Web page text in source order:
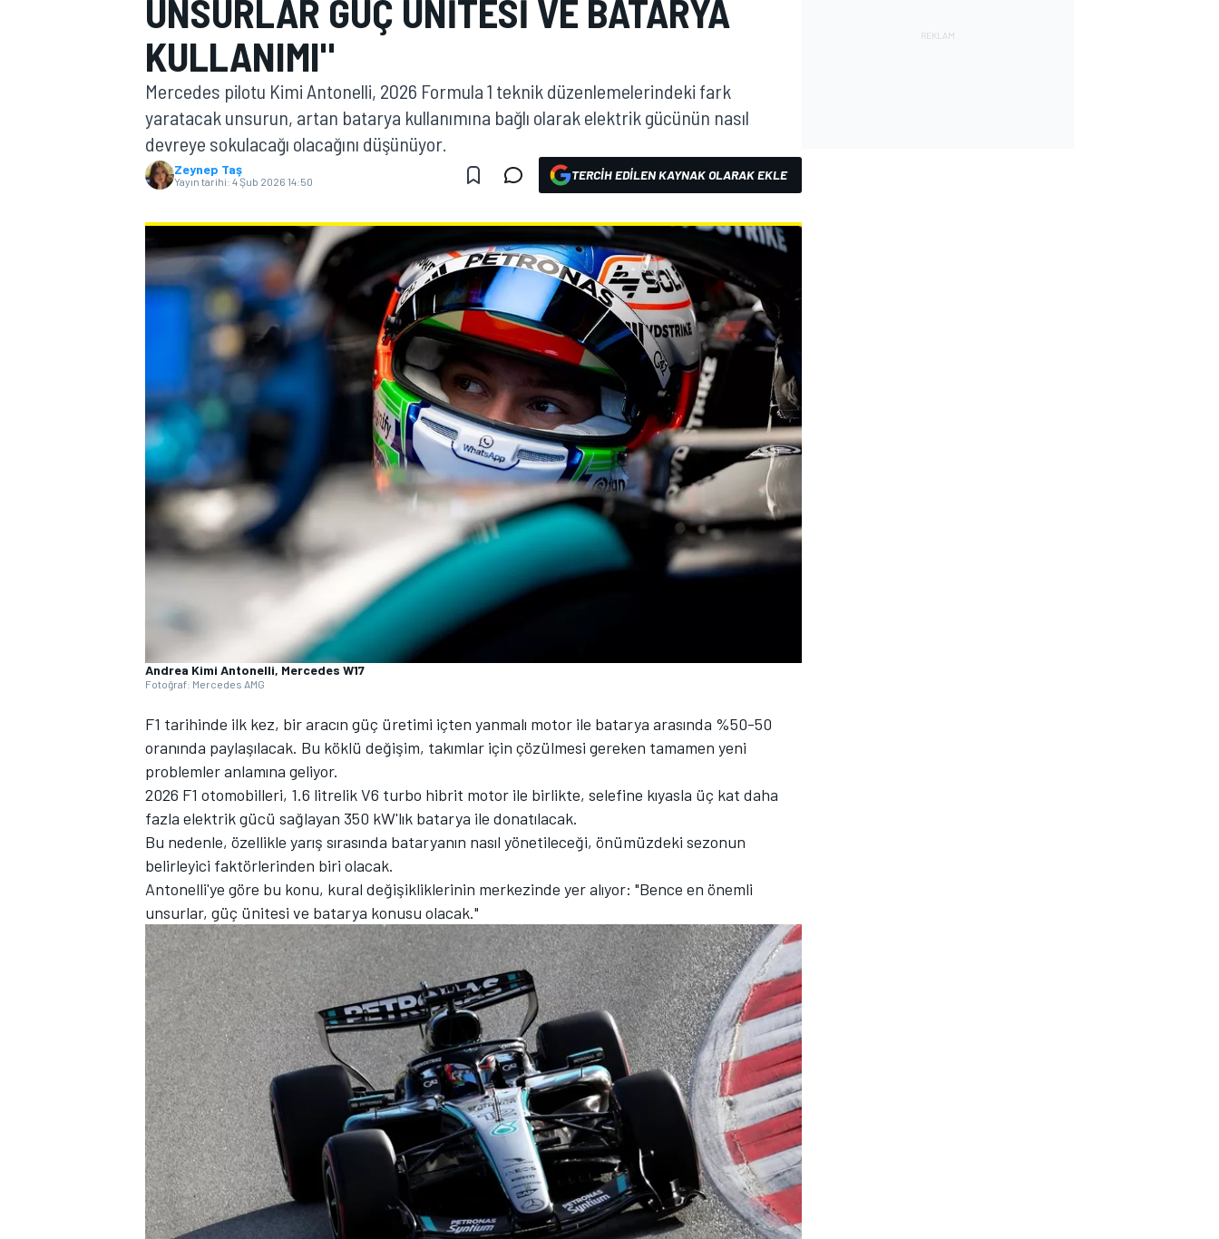
MOTOGP
WORLD SUPERBIKE
WRC
TÜRK SPORCULAR
UNSURLAR GÜÇ ÜNITESI VE BATARYA
KULLANIMI"
Mercedes pilotu Kimi Antonelli, 2026 Formula 1 teknik düzenlemelerindeki fark
yaratacak unsurun, artan batarya kullanımına bağlı olarak elektrik gücünün nasıl
devreye sokulacağı olacağını düşünüyor.
Zeynep Taş
Yayın tarihi: 4 Şub 2026 14:50 TERCIH EDILEN KAYNAK OLARAK EKLE
Andrea Kimi Antonelli, Mercedes W17
Fotoğraf: Mercedes AMG
F1 tarihinde ilk kez, bir aracın güç üretimi içten yanmalı motor ile batarya arasında %50-50
oranında paylaşılacak. Bu köklü değişim, takımlar için çözülmesi gereken tamamen yeni
problemler anlamına geliyor.
2026 F1 otomobilleri, 1.6 litrelik V6 turbo hibrit motor ile birlikte, selefine kıyasla üç kat daha
fazla elektrik gücü sağlayan 350 kW'lık batarya ile donatılacak.
Bu nedenle, özellikle yarış sırasında bataryanın nasıl yönetileceği, önümüzdeki sezonun
belirleyici faktörlerinden biri olacak.
Antonelli'ye göre bu konu, kural değişikliklerinin merkezinde yer alıyor: "Bence en önemli
unsurlar, güç ünitesi ve batarya konusu olacak."